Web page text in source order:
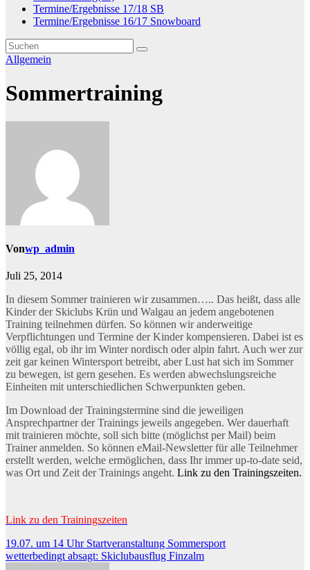
Termine/Ergebnisse 17/18 SB
Termine/Ergebnisse 16/17 Snowboard
Allgemein
Sommertraining
Vonwp_admin
Juli 25, 2014
In diesem Sommer trainieren wir zusammen….. Das heißt, dass alle
Kinder der Skiclubs Krün und Walgau an jedem angebotenen
Training teilnehmen dürfen. So können wir anderweitige
Verpflichtungen und Termine der Kinder kompensieren. Dabei ist es
völlig egal, ob ihr im Winter nordisch oder alpin fahrt. Auch wer zur
zeit gar keinen Wintersport betreibt, aber Lust hat sich im Sommer
zu bewegen, ist gern gesehen. Es werden abwechslungsreiche
Einheiten mit unterschiedlichen Schwerpunkten geben.
Im Download der Trainingstermine sind die jeweiligen
Ansprechpartner der Trainings jeweils angegeben. Wer dauerhaft
mit trainieren möchte, soll sich bitte (möglichst per Mail) beim
Trainer anmelden. So können eMail-Newsletter für alle Teilnehmer
erstellt werden, welche ermöglichen, dass Ihr immer up-to-date seid,
was Ort und Zeit der Trainings angeht. Link zu den Trainingszeiten.
Link zu den Trainingszeiten
Beitragsnavigation
19.07. um 14 Uhr Startveranstaltung Sommersport
wetterbedingt absagt: Skiclubausflug Finzalm